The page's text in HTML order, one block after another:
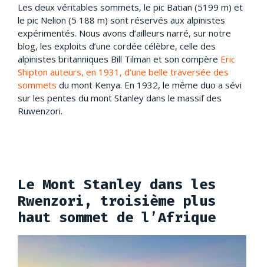
Les deux véritables sommets, le pic Batian (5199 m) et
le pic Nelion (5 188 m) sont réservés aux alpinistes
expérimentés. Nous avons d’ailleurs narré, sur notre
blog, les exploits d’une cordée célèbre, celle des
alpinistes britanniques Bill Tilman et son compère Eric
Shipton auteurs, en 1931, d’une belle traversée des
sommets du mont Kenya. En 1932, le même duo a sévi
sur les pentes du mont Stanley dans le massif des
Ruwenzori.
Le Mont Stanley dans les
Rwenzori, troisième plus
haut sommet de l’Afrique